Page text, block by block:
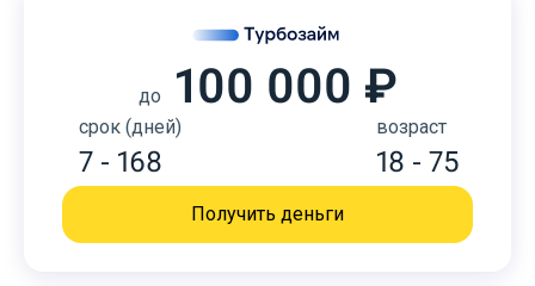
до 100 000 ₽
срок (дней)
7 - 168
возраст
18 - 75
Получить деньги